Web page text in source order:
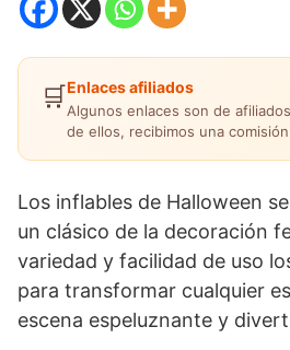
🛒Enlaces afiliados
Algunos enlaces son de
de ellos, recibimos una
Los inflables de Halloween
un clásico de la decoración
variedad y facilidad de uso
para transformar cualquier
escena espeluznante y